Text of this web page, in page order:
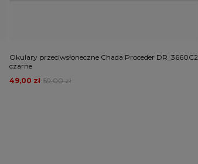
Okulary przeciwsłoneczne Chada Proceder DR_3660C2
czarne
59,00 zł
49,00 zł